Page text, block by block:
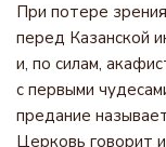
При потере
перед Казанской
и, по силам,
с первыми
предание
Церковь говорит